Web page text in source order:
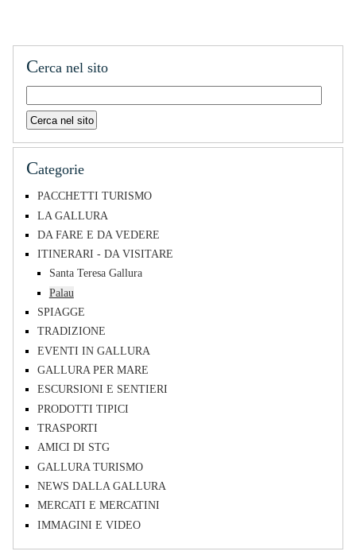
Cerca nel sito
Categorie
PACCHETTI TURISMO
LA GALLURA
DA FARE E DA VEDERE
ITINERARI - DA VISITARE
Santa Teresa Gallura
Palau
SPIAGGE
TRADIZIONE
EVENTI IN GALLURA
GALLURA PER MARE
ESCURSIONI E SENTIERI
PRODOTTI TIPICI
TRASPORTI
AMICI DI STG
GALLURA TURISMO
NEWS DALLA GALLURA
MERCATI E MERCATINI
IMMAGINI E VIDEO